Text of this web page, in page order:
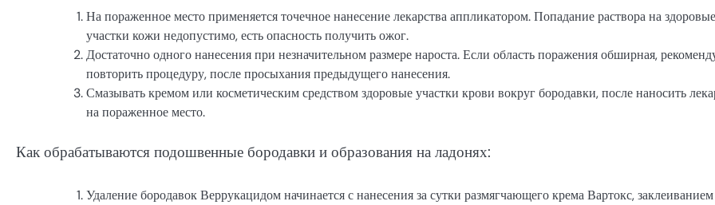
На пораженное место применяется точечное нанесение лекарства аппликатором. Попадание раствора на здоровые
участки кожи недопустимо, есть опасность получить ожог.
Достаточно одного нанесения при незначительном размере нароста. Если область поражения обширная,
повторить процедуру, после просыхания предыдущего нанесения.
Смазывать кремом или косметическим средством здоровые участки крови вокруг бородавки, после наносить
на пораженное место.
Как обрабатываются подошвенные бородавки и образования на ладонях:
Удаление бородавок Веррукацидом начинается с нанесения за сутки размягчающего крема Вартокс, заклеиванием